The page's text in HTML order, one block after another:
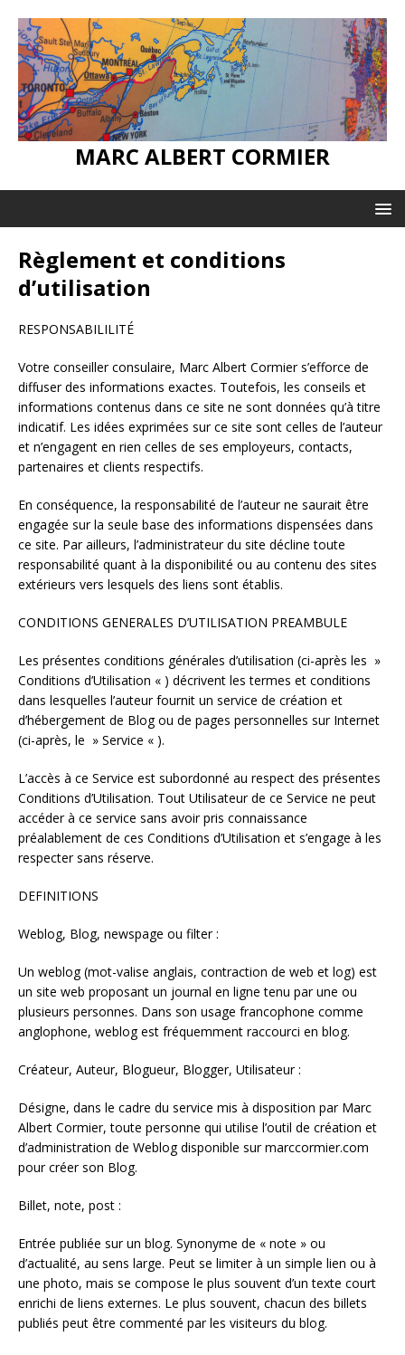
MARC ALBERT CORMIER
Règlement et conditions
d’utilisation
RESPONSABILILITÉ
Votre conseiller consulaire, Marc Albert Cormier s’efforce de
diffuser des informations exactes. Toutefois, les conseils et
informations contenus dans ce site ne sont données qu’à titre
indicatif. Les idées exprimées sur ce site sont celles de l’auteur
et n’engagent en rien celles de ses employeurs, contacts,
partenaires et clients respectifs.
En conséquence, la responsabilité de l’auteur ne saurait être
engagée sur la seule base des informations dispensées dans
ce site. Par ailleurs, l’administrateur du site décline toute
responsabilité quant à la disponibilité ou au contenu des sites
extérieurs vers lesquels des liens sont établis.
CONDITIONS GENERALES D’UTILISATION PREAMBULE
Les présentes conditions générales d’utilisation (ci-après les »
Conditions d’Utilisation « ) décrivent les termes et conditions
dans lesquelles l’auteur fournit un service de création et
d’hébergement de Blog ou de pages personnelles sur Internet
(ci-après, le » Service « ).
L’accès à ce Service est subordonné au respect des présentes
Conditions d’Utilisation. Tout Utilisateur de ce Service ne peut
accéder à ce service sans avoir pris connaissance
préalablement de ces Conditions d’Utilisation et s’engage à les
respecter sans réserve.
DEFINITIONS
Weblog, Blog, newspage ou filter :
Un weblog (mot-valise anglais, contraction de web et log) est
un site web proposant un journal en ligne tenu par une ou
plusieurs personnes. Dans son usage francophone comme
anglophone, weblog est fréquemment raccourci en blog.
Créateur, Auteur, Blogueur, Blogger, Utilisateur :
Désigne, dans le cadre du service mis à disposition par Marc
Albert Cormier, toute personne qui utilise l’outil de création et
d’administration de Weblog disponible sur marccormier.com
pour créer son Blog.
Billet, note, post :
Entrée publiée sur un blog. Synonyme de « note » ou
d’actualité, au sens large. Peut se limiter à un simple lien ou à
une photo, mais se compose le plus souvent d’un texte court
enrichi de liens externes. Le plus souvent, chacun des billets
publiés peut être commenté par les visiteurs du blog.